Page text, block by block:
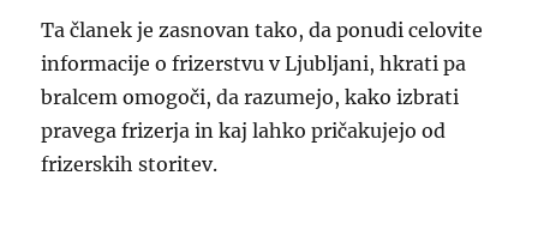
Ta članek je zasnovan tako, da ponudi celovite
informacije o frizerstvu v Ljubljani, hkrati pa
bralcem omogoči, da razumejo, kako izbrati
pravega frizerja in kaj lahko pričakujejo od
frizerskih storitev.